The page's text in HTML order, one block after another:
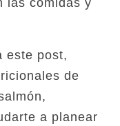
este post,
de
a planear